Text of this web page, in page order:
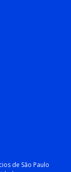
de São Paulo